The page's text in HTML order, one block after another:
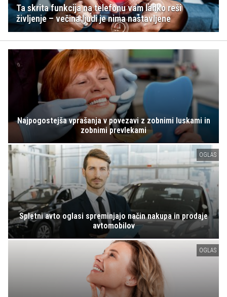
Ta skrita funkcija na telefonu vam lahko reši
življenje – večina ljudi je nima nastavljene
Najpogostejša vprašanja v povezavi z zobnimi luskami in
zobnimi prevlekami
OGLAS
Spletni avto oglasi spreminjajo način nakupa in prodaje
avtomobilov
OGLAS